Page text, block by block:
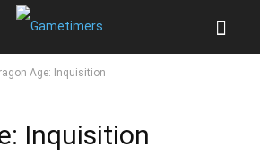
Age: Inquisition
Inquisition